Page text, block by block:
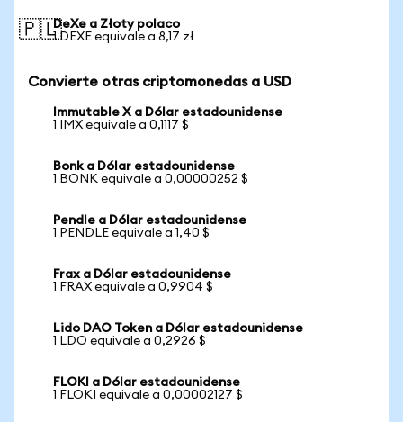
🇵🇱DeXe a Złoty polaco
1 DEXE equivale a 8,17 zł
Convierte otras criptomonedas a USD
Immutable X a Dólar estadounidense
1 IMX equivale a 0,1117 $
Bonk a Dólar estadounidense
1 BONK equivale a 0,00000252 $
Pendle a Dólar estadounidense
1 PENDLE equivale a 1,40 $
Frax a Dólar estadounidense
1 FRAX equivale a 0,9904 $
Lido DAO Token a Dólar estadounidense
1 LDO equivale a 0,2926 $
FLOKI a Dólar estadounidense
1 FLOKI equivale a 0,00002127 $